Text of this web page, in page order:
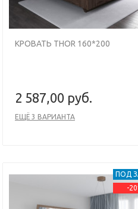
КРОВАТЬ THOR 160*200
2 587,00 руб.
ЕЩЁ 3 ВАРИАНТА
ПОД
-